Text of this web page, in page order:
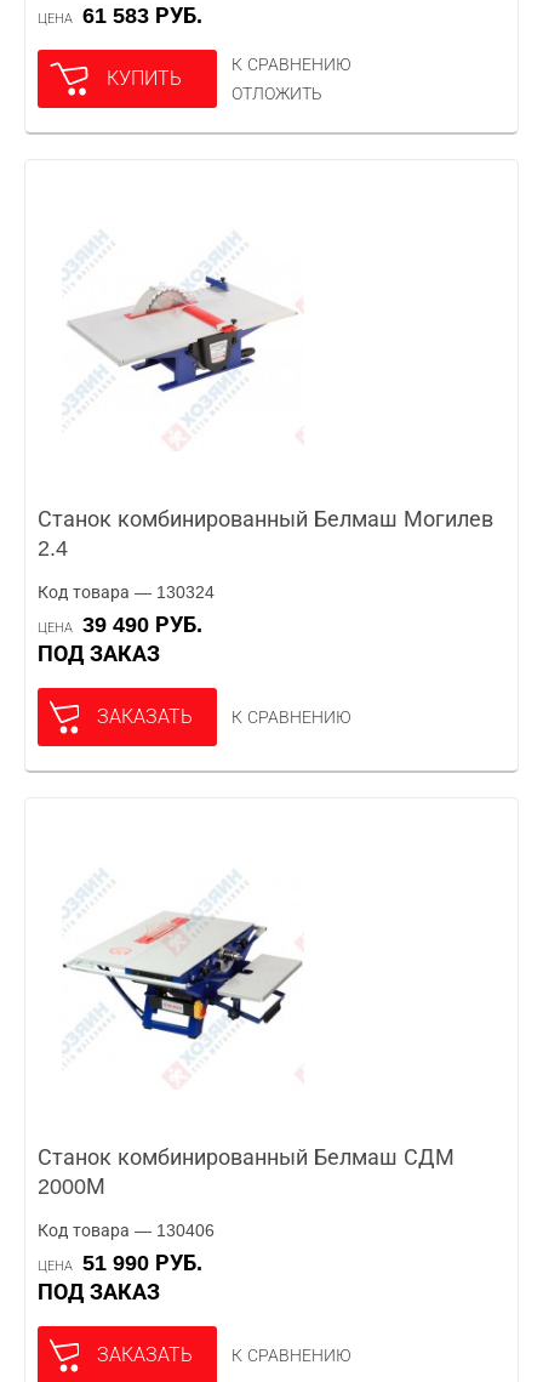
ЦЕНА 61 583 РУБ.
КУПИТЬ
К СРАВНЕНИЮ
ОТЛОЖИТЬ
Станок комбинированный Белмаш Могилев
2.4
Код товара — 130324
ЦЕНА
39 490 РУБ.
ПОД ЗАКАЗ
ЗАКАЗАТЬ К СРАВНЕНИЮ
Станок комбинированный Белмаш СДМ
2000М
Код товара — 130406
ЦЕНА
51 990 РУБ.
ПОД ЗАКАЗ
ЗАКАЗАТЬ К СРАВНЕНИЮ